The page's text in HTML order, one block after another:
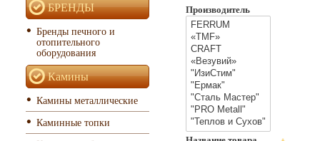
Производитель
БРЕНДЫ
Бренды печного и
отопительного
оборудования
Камины
Камины металлические
Каминные топки